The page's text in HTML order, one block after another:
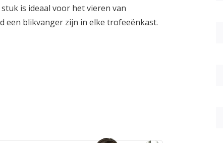
is ideaal voor het vieren van
een blikvanger zijn in elke trofeeënkast.